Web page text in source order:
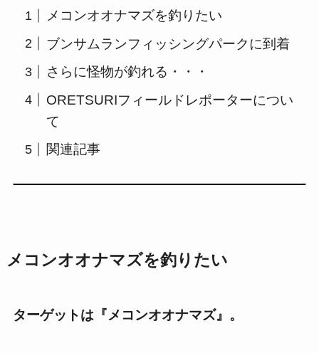
メコンオオナマズを釣りたい
ブンサムランフィッシングパークに到着
さらに怪物が釣れる・・・
ORETSURIフィールドレポーターについ
て
関連記事
メコンオオナマズを釣りたい
ターゲットは『メコンオオナマズ』。